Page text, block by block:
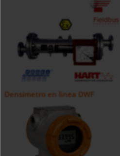
Densímetro en linea DWF